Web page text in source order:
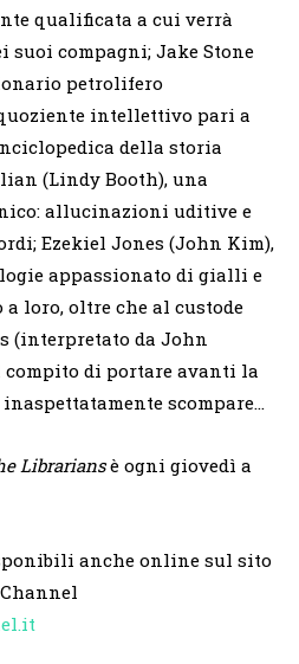
qualificata a cui verrà
suoi compagni; Jake Stone
petrolifero
intellettivo pari a
della storia
(Lindy Booth), una
allucinazioni uditive e
Ezekiel Jones (John Kim),
appassionato di gialli e
loro, oltre che al custode
(interpretato da John
di portare avanti la
scompare…
Librariansè ogni giovedì a
anche online sul sito